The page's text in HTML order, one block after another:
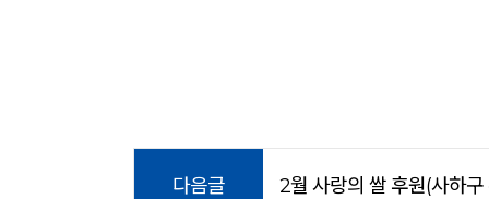
다음글 2월 사랑의 쌀 후원(사하